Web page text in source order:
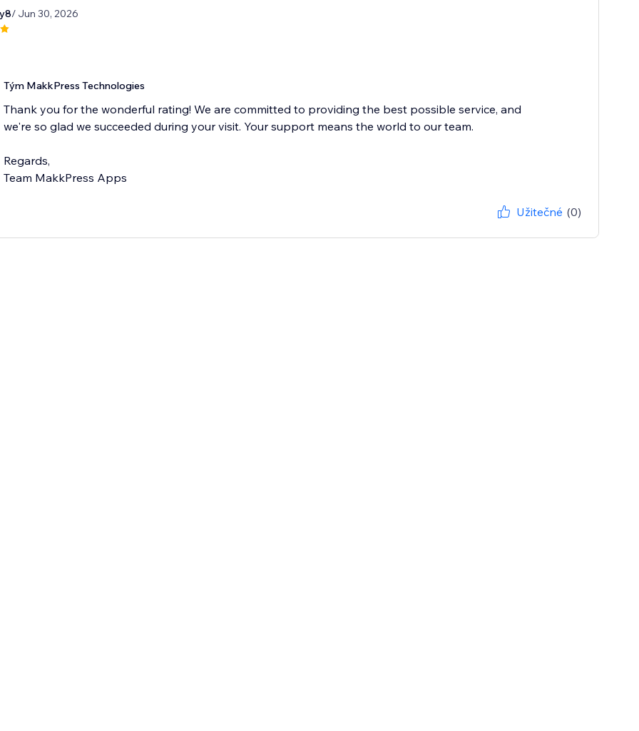
/ Jun 30, 2026
Tým MakkPress Technologies
Thank you for the wonderful rating! We are committed to providing the best possible service, and
we're so glad we succeeded during your visit. Your support means the world to our team.
Regards,
Team MakkPress Apps
Užitečné (0)